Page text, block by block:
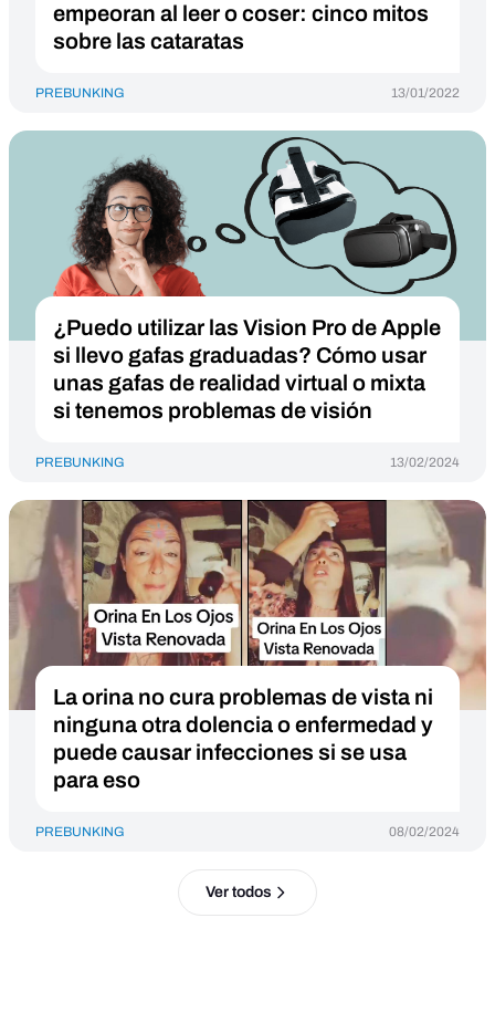
empeoran al leer o coser: cinco mitos
sobre las cataratas
PREBUNKING 13/01/2022
¿Puedo utilizar las Vision Pro de Apple
si llevo gafas graduadas? Cómo usar
unas gafas de realidad virtual o mixta
si tenemos problemas de visión
PREBUNKING 13/02/2024
La orina no cura problemas de vista ni
ninguna otra dolencia o enfermedad y
puede causar infecciones si se usa
para eso
PREBUNKING 08/02/2024
Ver todos